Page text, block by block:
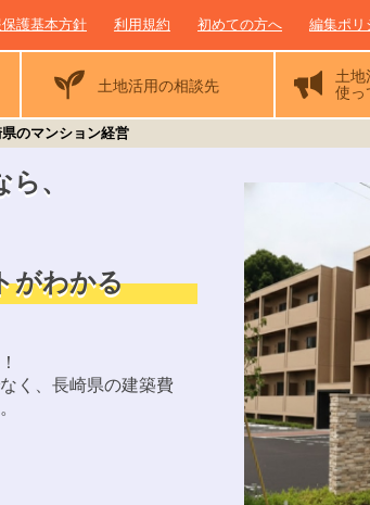
護基本方針 利用規約 初めての方へ 編集ポリ
土地活用の相談先
土地
使っ
のマンション経営
ら、
がわかる
く、 長崎県の建築費